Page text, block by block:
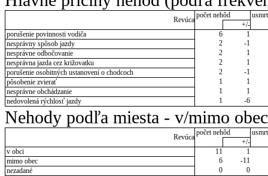
Revúca
počet nehôd
+/-
porušenie povinnosti vodiča
6
1
nesprávny spôsob jazdy
2
-1
nesprávne odbočovanie
2
1
nesprávna jazda cez križovatku
2
1
porušenie osobitných ustanovení o chodcoch
2
-1
pôsobenie zvierať
1
1
nesprávne obchádzanie
1
1
nedovolená rýchlosť jazdy
1 -6
Nehody podľa miesta - v/mimo obec
Revúca
počet nehôd
+/-
v obci
11
1
mimo obec
6
-11
nezadané
0 0